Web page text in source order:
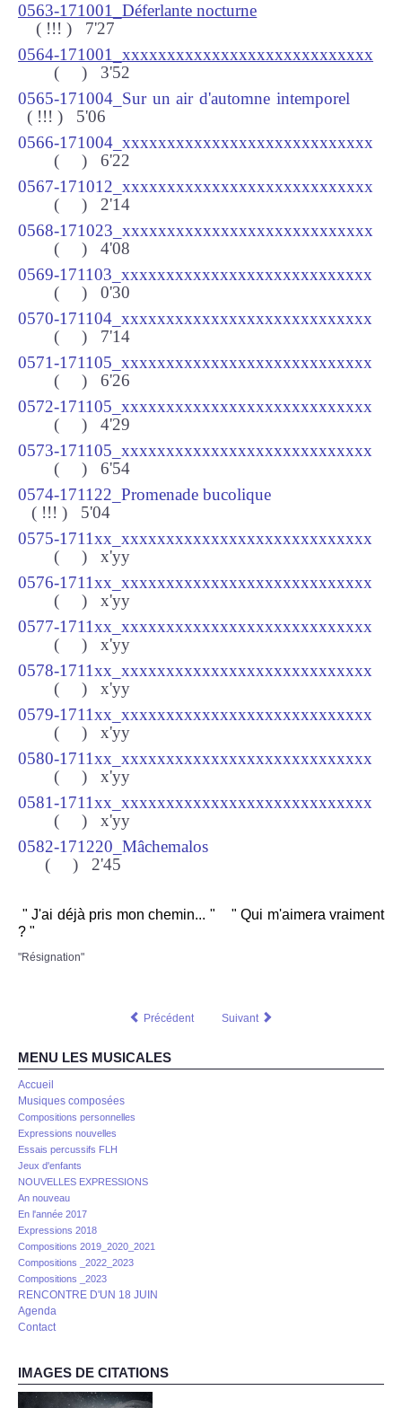
0563-171001_Déferlante nocturne
( !!! ) 7'27
0564-171001_xxxxxxxxxxxxxxxxxxxxxxxxxxxx
( ) 3'52
0565-171004_Sur un air d'automne intemporel
( !!! ) 5'06
0566-171004_xxxxxxxxxxxxxxxxxxxxxxxxxxxx
( ) 6'22
0567-171012_xxxxxxxxxxxxxxxxxxxxxxxxxxxx
( ) 2'14
0568-171023_xxxxxxxxxxxxxxxxxxxxxxxxxxxx
( ) 4'08
0569-171103_xxxxxxxxxxxxxxxxxxxxxxxxxxxx
( ) 0'30
0570-171104_xxxxxxxxxxxxxxxxxxxxxxxxxxxx
( ) 7'14
0571-171105_xxxxxxxxxxxxxxxxxxxxxxxxxxxx
( ) 6'26
0572-171105_xxxxxxxxxxxxxxxxxxxxxxxxxxxx
( ) 4'29
0573-171105_xxxxxxxxxxxxxxxxxxxxxxxxxxxx
( ) 6'54
0574-171122_Promenade bucolique
( !!! ) 5'04
0575-1711xx_xxxxxxxxxxxxxxxxxxxxxxxxxxxx
( ) x'yy
0576-1711xx_xxxxxxxxxxxxxxxxxxxxxxxxxxxx
( ) x'yy
0577-1711xx_xxxxxxxxxxxxxxxxxxxxxxxxxxxx
( ) x'yy
0578-1711xx_xxxxxxxxxxxxxxxxxxxxxxxxxxxx
( ) x'yy
0579-1711xx_xxxxxxxxxxxxxxxxxxxxxxxxxxxx
( ) x'yy
0580-1711xx_xxxxxxxxxxxxxxxxxxxxxxxxxxxx
( ) x'yy
0581-1711xx_xxxxxxxxxxxxxxxxxxxxxxxxxxxx
( ) x'yy
0582-171220_Mâchemalos
( ) 2'45
" J'ai déjà pris mon chemin... " " Qui m'aimera vraiment
? "
"Résignation"
Précédent Suivant
MENU LES MUSICALES
Accueil
Musiques composées
Compositions personnelles
Expressions nouvelles
Essais percussifs FLH
Jeux d'enfants
NOUVELLES EXPRESSIONS
An nouveau
En l'année 2017
Expressions 2018
Compositions 2019_2020_2021
Compositions _2022_2023
Compositions _2023
RENCONTRE D'UN 18 JUIN
Agenda
Contact
IMAGES DE CITATIONS